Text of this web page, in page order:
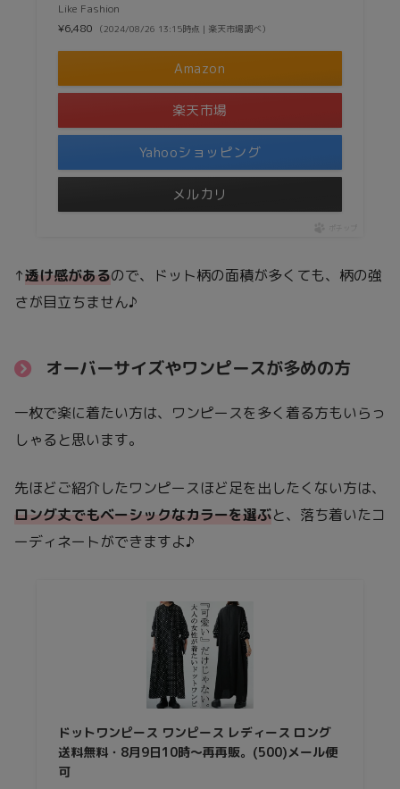
Like Fashion
¥6,480
（2024/08/26 13:15時点 | 楽天市場調べ）
Amazon
楽天市場
Yahooショッピング
メルカリ
↑透け感があるので、ドット柄の面積が多くても、柄の強
さが目立ちません♪
オーバーサイズやワンピースが多めの方
一枚で楽に着たい方は、ワンピースを多く着る方もいらっ
しゃると思います。
先ほどご紹介したワンピースほど足を出したくない方は、
ロング丈でもベーシックなカラーを選ぶと、落ち着いたコ
ーディネートができますよ♪
ドットワンピース ワンピース レディース ロング
送料無料・8月9日10時〜再再販。(500)メール便
可